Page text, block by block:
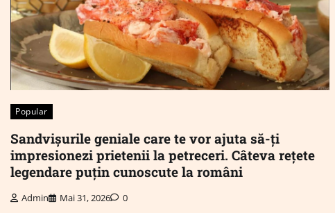
Popular
Sandvișurile geniale care te vor ajuta să-ți
impresionezi prietenii la petreceri. Câteva rețete
legendare puțin cunoscute la români
Admin Mai 31, 2026 0